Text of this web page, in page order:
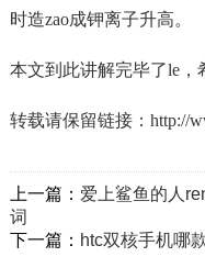
时造zao成钾离子升高。
本文到此讲解完毕了le，
转载请保留链接： http://
上一篇： 爱上鲨鱼的人
词
下一篇： htc双核手机哪